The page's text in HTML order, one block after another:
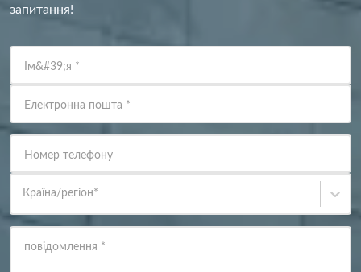
запитання!
Ім&#39;я *
Електронна пошта *
Номер телефону
Країна/регіон*
повідомлення *